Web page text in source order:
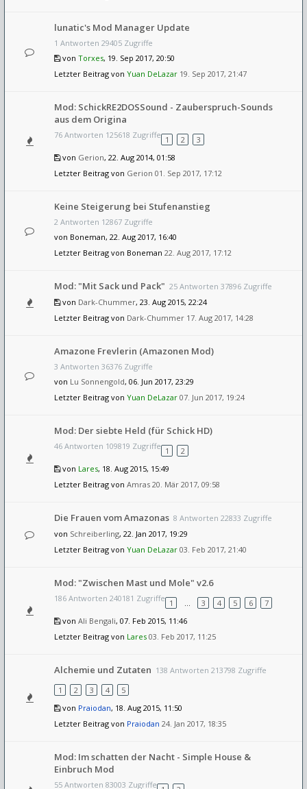
lunatic's Mod Manager Update
1 Antworten 29405 Zugriffe
von Torxes, 19. Sep 2017, 20:50
Letzter Beitrag von Yuan DeLazar 19. Sep 2017, 21:47
Mod: SchickRE2DOSSound - Zauberspruch-Sounds
aus dem Origina
76 Antworten 125618 Zugriffe 1 2
3
von Gerion, 22. Aug 2014, 01:58
Letzter Beitrag von Gerion 01. Sep 2017, 17:12
Keine Steigerung bei Stufenanstieg
2 Antworten 12867 Zugriffe
von Boneman, 22. Aug 2017, 16:40
Letzter Beitrag von Boneman 22. Aug 2017, 17:12
Mod: "Mit Sack und Pack" 25 Antworten 37896 Zugriffe
von Dark-Chummer, 23. Aug 2015, 22:24
Letzter Beitrag von Dark-Chummer 17. Aug 2017, 14:28
Amazone Frevlerin (Amazonen Mod)
3 Antworten 36376 Zugriffe
von Lu Sonnengold, 06. Jun 2017, 23:29
Letzter Beitrag von Yuan DeLazar 07. Jun 2017, 19:24
Mod: Der siebte Held (für Schick HD)
46 Antworten 109819 Zugriffe 1
2
von Lares, 18. Aug 2015, 15:49
Letzter Beitrag von Amras 20. Mär 2017, 09:58
Die Frauen vom Amazonas 8 Antworten 22833 Zugriffe
von Schreiberling, 22. Jan 2017, 19:29
Letzter Beitrag von Yuan DeLazar 03. Feb 2017, 21:40
Mod: "Zwischen Mast und Mole" v2.6
186 Antworten 240181 Zugriffe 1 … 3 4 5 6
7
von Ali Bengali, 07. Feb 2015, 11:46
Letzter Beitrag von Lares 03. Feb 2017, 11:25
Alchemie und Zutaten 138 Antworten 213798 Zugriffe
1
2 3 4
5
von Praiodan, 18. Aug 2015, 11:50
Letzter Beitrag von Praiodan 24. Jan 2017, 18:35
Mod: Im schatten der Nacht - Simple House &
Einbruch Mod
55 Antworten 83003 Zugriffe